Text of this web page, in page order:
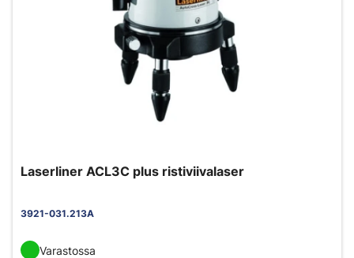
Laserliner ACL3C plus ristiviivalaser
3921-031.213A
Varastossa